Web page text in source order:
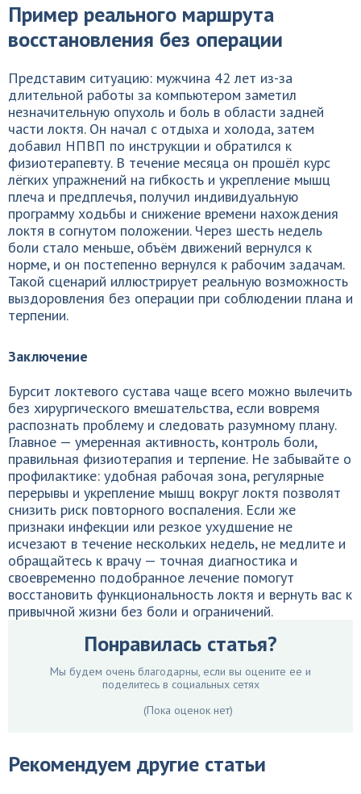
Пример реального маршрута
восстановления без операции
Представим ситуацию: мужчина 42 лет из-за
длительной работы за компьютером заметил
незначительную опухоль и боль в области задней
части локтя. Он начал с отдыха и холода, затем
добавил НПВП по инструкции и обратился к
физиотерапевту. В течение месяца он прошёл курс
лёгких упражнений на гибкость и укрепление мышц
плеча и предплечья, получил индивидуальную
программу ходьбы и снижение времени нахождения
локтя в согнутом положении. Через шесть недель
боли стало меньше, объём движений вернулся к
норме, и он постепенно вернулся к рабочим задачам.
Такой сценарий иллюстрирует реальную возможность
выздоровления без операции при соблюдении плана и
терпении.
Заключение
Бурсит локтевого сустава чаще всего можно вылечить
без хирургического вмешательства, если вовремя
распознать проблему и следовать разумному плану.
Главное — умеренная активность, контроль боли,
правильная физиотерапия и терпение. Не забывайте о
профилактике: удобная рабочая зона, регулярные
перерывы и укрепление мышц вокруг локтя позволят
снизить риск повторного воспаления. Если же
признаки инфекции или резкое ухудшение не
исчезают в течение нескольких недель, не медлите и
обращайтесь к врачу — точная диагностика и
своевременно подобранное лечение помогут
восстановить функциональность локтя и вернуть вас к
привычной жизни без боли и ограничений.
Понравилась статья?
Мы будем очень благодарны, если вы оцените ее и
поделитесь в социальных сетях
(Пока оценок нет)
Рекомендуем другие статьи